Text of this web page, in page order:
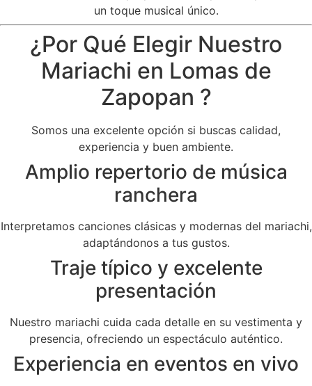
un toque musical único.
¿Por Qué Elegir Nuestro
Mariachi en Lomas de
Zapopan ?
Somos una excelente opción si buscas calidad,
experiencia y buen ambiente.
Amplio repertorio de música
ranchera
Interpretamos canciones clásicas y modernas del mariachi,
adaptándonos a tus gustos.
Traje típico y excelente
presentación
Nuestro mariachi cuida cada detalle en su vestimenta y
presencia, ofreciendo un espectáculo auténtico.
Experiencia en eventos en vivo